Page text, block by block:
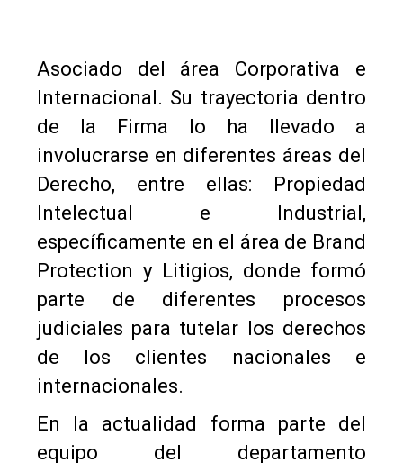
Asociado del área Corporativa e
Internacional. Su trayectoria dentro
de la Firma lo ha llevado a
involucrarse en diferentes áreas del
Derecho, entre ellas: Propiedad
Intelectual e Industrial,
específicamente en el área de Brand
Protection y Litigios, donde formó
parte de diferentes procesos
judiciales para tutelar los derechos
de los clientes nacionales e
internacionales.
En la actualidad forma parte del
equipo del departamento